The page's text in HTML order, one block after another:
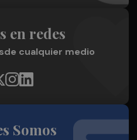
en redes
cualquier medio
Somos